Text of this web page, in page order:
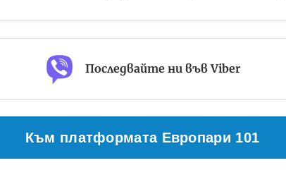
Последвайте ни във Viber
Към платформата Европари 101